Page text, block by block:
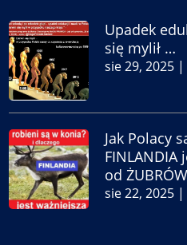
Upadek
się mylił …
sie 29, 2025
Jak Polacy
FINLANDIA
od
sie 22, 2025